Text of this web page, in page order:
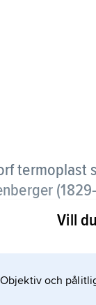
termoplast
(
per
och möjlig
dimetylftalat,
Vill
Objektiv och